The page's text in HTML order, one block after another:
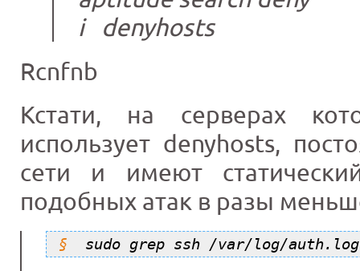
i denyhosts
Rcnfnb
Кстати, на серверах
использует denyhosts,
сети и имеют
подобных атак в разы
sudo grep ssh /var/log/